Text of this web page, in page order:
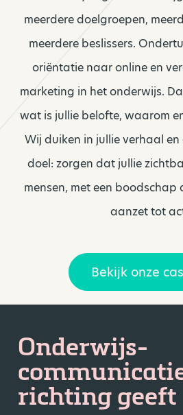
meerdere doelgroepen,
meerdere beslissers.
oriëntatie naar online en
marketing in het onderwijs.
wat is jullie belofte, waarom
Wij duiken in jullie verhaal
doel: zorgen dat jullie
mensen, met een
aanzet tot
Bekijk onze
Onderwijs-
richting geeft